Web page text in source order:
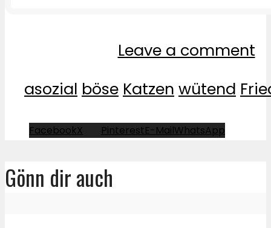
Leave a comment
asozial böse Katzen wütend
FacebookX PinterestE-MailWhatsApp
Gönn dir auch